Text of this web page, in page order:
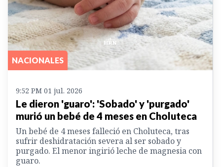
NACIONALES
9:52 PM 01 jul. 2026
Le dieron 'guaro': 'Sobado' y 'purgado'
murió un bebé de 4 meses en Choluteca
Un bebé de 4 meses falleció en Choluteca, tras
sufrir deshidratación severa al ser sobado y
purgado. El menor ingirió leche de magnesia con
guaro.